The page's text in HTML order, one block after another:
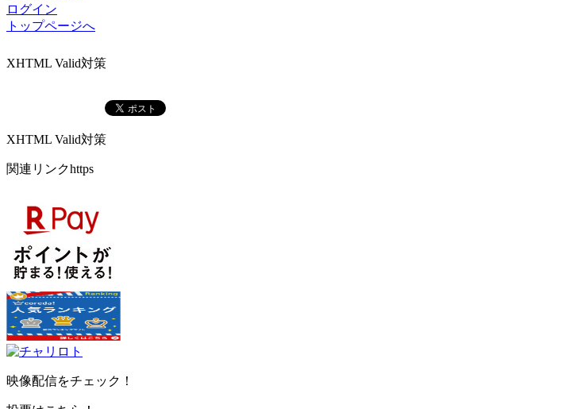
ログイン
トップページへ
XHTML Valid対策
XHTML Valid対策
関連リンクhttps
映像配信をチェック！